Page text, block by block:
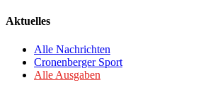
Aktuelles
Alle Nachrichten
Cronenberger Sport
Alle Ausgaben